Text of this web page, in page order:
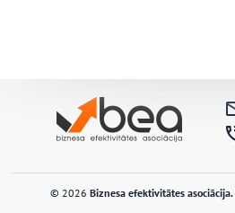
© 2026 Biznesa efektivitātes asociācija.